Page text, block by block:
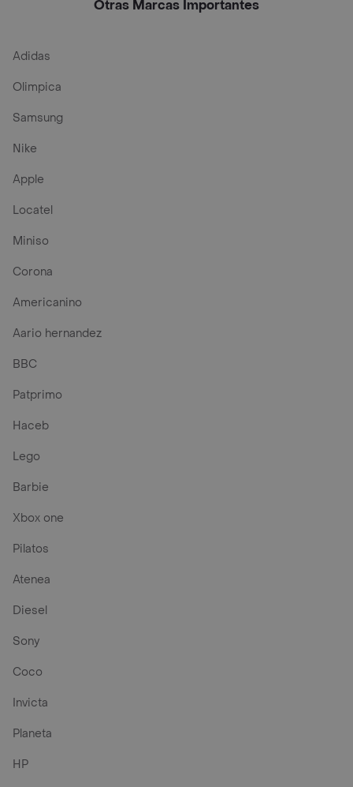
Otras Marcas Importantes
Adidas
Olimpica
Samsung
Nike
Apple
Locatel
Miniso
Corona
Americanino
Aario hernandez
BBC
Patprimo
Haceb
Lego
Barbie
Xbox one
Pilatos
Atenea
Diesel
Sony
Coco
Invicta
Planeta
HP